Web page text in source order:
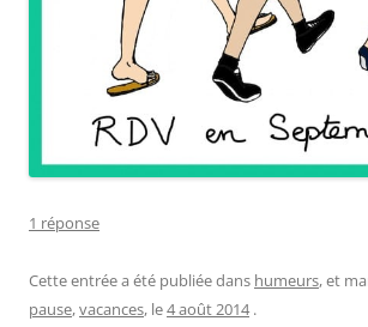
1 réponse
Cette entrée a été publiée dans humeurs, et
pause,vacances, le4 août 2014 .